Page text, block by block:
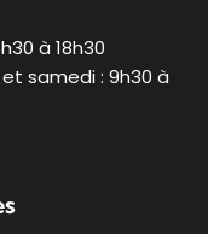
à 18h30
samedi : 9h30 à